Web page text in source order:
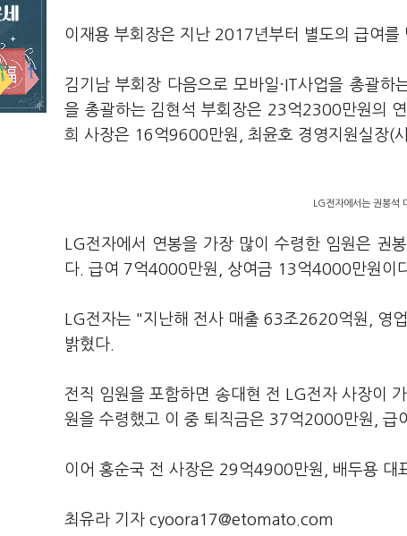
이재용 부회장은 지난 2017년부터 별도의 급여
김기남 부회장 다음으로 모바일·IT사업을 총괄
을 총괄하는 김현석 부회장은 23억2300만원의
희 사장은 16억9600만원, 최윤호 경영지원실장(
LG전자에서는 권봉
LG전자에서 연봉을 가장 많이 수령한 임원은
다. 급여 7억4000만원, 상여금 13억4000만원이
LG전자는 "지난해 전사 매출 63조2620억원, 영
밝혔다.
전직 임원을 포함하면 송대현 전 LG전자 사장이
원을 수령했고 이 중 퇴직금은 37억2000만원,
이어 홍순국 전 사장은 29억4900만원, 배두용 대
최유라 기자 cyoora17@etomato.com